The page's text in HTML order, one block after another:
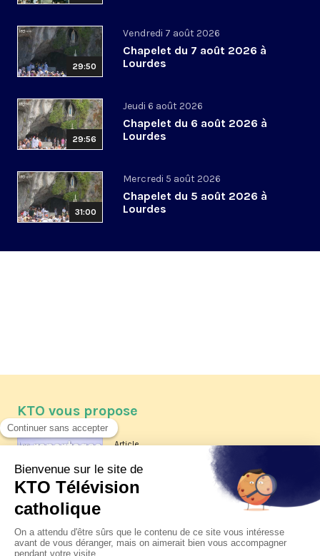
29:50
Vendredi 7 août 2026
Chapelet du 7 août 2026 à
Lourdes
29:56
Jeudi 6 août 2026
Chapelet du 6 août 2026 à
Lourdes
31:00
Mercredi 5 août 2026
Chapelet du 5 août 2026 à
Lourdes
KTO vous propose
Article
Les reportages d'été 2026 de KTO
La visite pastorale du pape Léon
XIV à Assise à suivre sur KTO le
jeudi 6 août